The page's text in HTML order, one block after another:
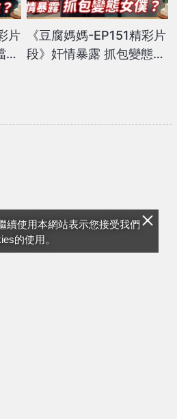
續使用本網站表示您接受我們
的使用。
片
不
《豆腐媽媽-EP151精彩片
段》奸情暴露 抓包變態女